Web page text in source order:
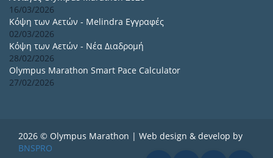
16/03/2026
Κόψη των Αετών - Melindra Εγγραφές
02/03/2026
Κόψη των Αετών - Νέα Διαδρομή
28/02/2026
Olympus Marathon Smart Pace Calculator
27/02/2026
2026 © Olympus Marathon | Web design & develop by
BNSPRO